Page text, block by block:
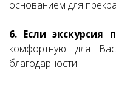
основанием для
6. Если экскурсия
комфортную для
благодарности.